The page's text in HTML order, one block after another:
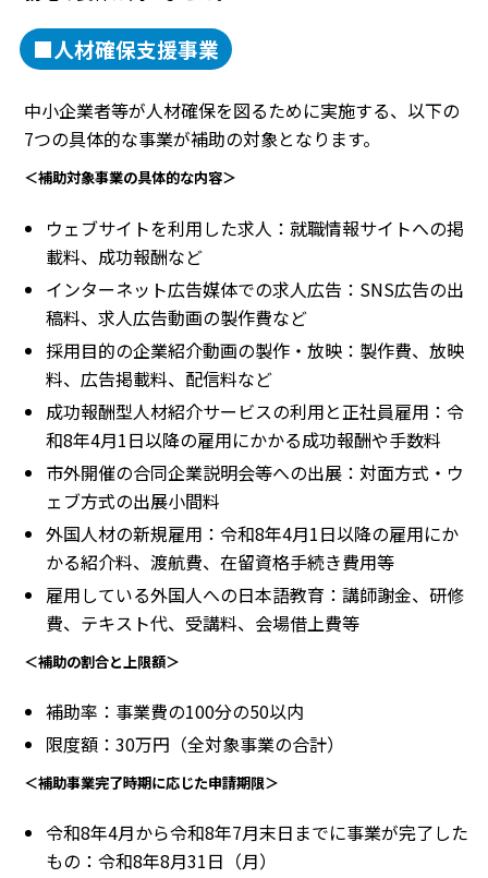
■人材確保支援事業
中小企業者等が人材確保を図るために実施する、以下の
7つの具体的な事業が補助の対象となります。
＜補助対象事業の具体的な内容＞
ウェブサイトを利用した求人：就職情報サイトへの掲
載料、成功報酬など
インターネット広告媒体での求人広告：SNS広告の出
稿料、求人広告動画の製作費など
採用目的の企業紹介動画の製作・放映：製作費、放映
料、広告掲載料、配信料など
成功報酬型人材紹介サービスの利用と正社員雇用：令
和8年4月1日以降の雇用にかかる成功報酬や手数料
市外開催の合同企業説明会等への出展：対面方式・ウ
ェブ方式の出展小間料
外国人材の新規雇用：令和8年4月1日以降の雇用にか
かる紹介料、渡航費、在留資格手続き費用等
雇用している外国人への日本語教育：講師謝金、研修
費、テキスト代、受講料、会場借上費等
＜補助の割合と上限額＞
補助率：事業費の100分の50以内
限度額：30万円（全対象事業の合計）
＜補助事業完了時期に応じた申請期限＞
令和8年4月から令和8年7月末日までに事業が完了した
もの：令和8年8月31日（月）